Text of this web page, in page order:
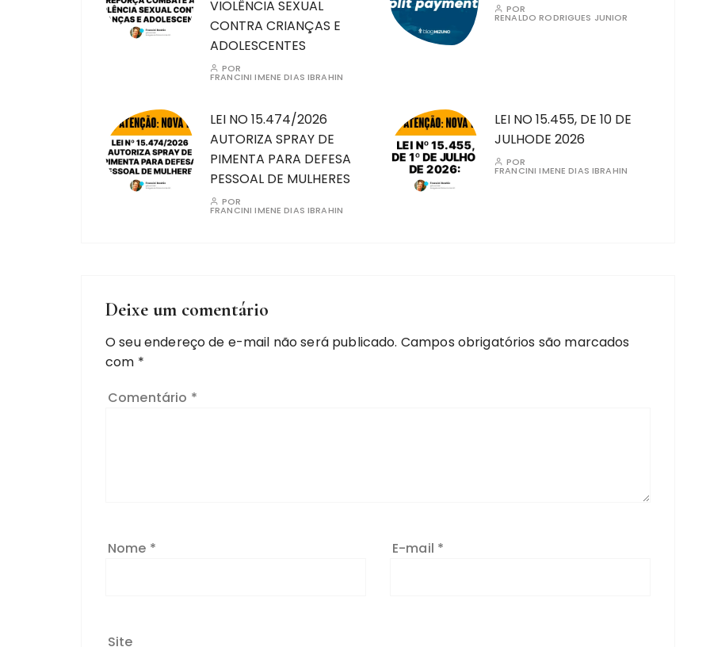
VIOLÊNCIA SEXUAL
CONTRA CRIANÇAS E
ADOLESCENTES
POR
FRANCINI IMENE DIAS IBRAHIN
POR
RENALDO RODRIGUES JUNIOR
LEI NO 15.474/2026
AUTORIZA SPRAY DE
PIMENTA PARA DEFESA
PESSOAL DE MULHERES
POR
FRANCINI IMENE DIAS IBRAHIN
LEI NO 15.455, DE 10 DE
JULHODE 2026
POR
FRANCINI IMENE DIAS IBRAHIN
Deixe um comentário
O seu endereço de e-mail não será publicado. Campos obrigatórios são marcados
com *
Comentário *
Nome * E-mail *
Site